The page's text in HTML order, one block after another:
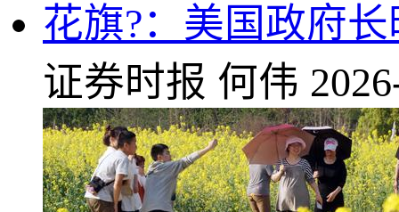
花旗?：美国政府
证券时报 何伟